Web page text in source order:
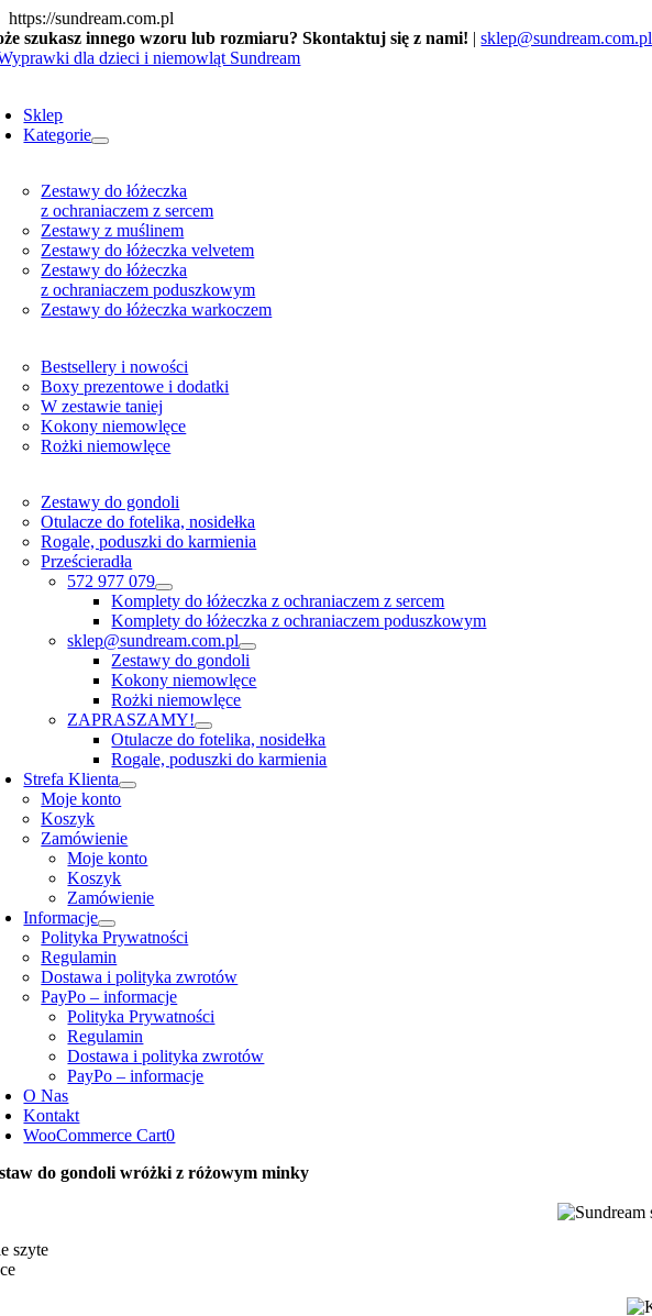
https://sundream.com.pl
to
content
szukasz innego wzoru lub rozmiaru? Skontaktuj się z nami! |sklep@sundream.com.pl
Sklep
Kategorie
Zestawy do łóżeczka
z ochraniaczem z sercem
Zestawy z muślinem
Zestawy do łóżeczka velvetem
Zestawy do łóżeczka
z ochraniaczem poduszkowym
Zestawy do łóżeczka warkoczem
Bestsellery i nowości
Boxy prezentowe i dodatki
W zestawie taniej
Kokony niemowlęce
Rożki niemowlęce
Zestawy do gondoli
Otulacze do fotelika, nosidełka
Rogale, poduszki do karmienia
Prześcieradła
572 977 079
Komplety do łóżeczka z ochraniaczem z sercem
Komplety do łóżeczka z ochraniaczem poduszkowym
sklep@sundream.com.pl
Zestawy do gondoli
Kokony niemowlęce
Rożki niemowlęce
ZAPRASZAMY!
Otulacze do fotelika, nosidełka
Rogale, poduszki do karmienia
Strefa Klienta
Moje konto
Koszyk
Zamówienie
Moje konto
Koszyk
Zamówienie
Informacje
Polityka Prywatności
Regulamin
Dostawa i polityka zwrotów
PayPo – informacje
Polityka Prywatności
Regulamin
Dostawa i polityka zwrotów
PayPo – informacje
O Nas
Kontakt
WooCommerce Cart0
do gondoli wróżki z różowym minky
szyte